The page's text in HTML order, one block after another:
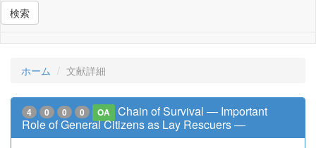
検索
ホーム 文献詳細
4 0 0 0 OA
Chain of Survival ― Important
Role of General Citizens as Lay Rescuers ―